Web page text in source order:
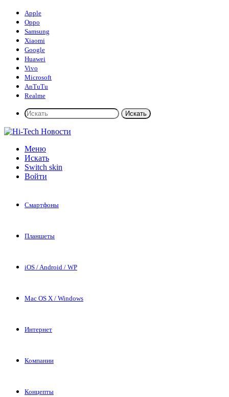
Apple
Oppo
Samsung
Xiaomi
Google
Huawei
Vivo
Microsoft
AnTuTu
Realme
Искать
Меню
Искать
Switch skin
Войти
Смартфоны
Планшеты
iOS / Android / WP
Mac OS X / Windows
Интернет
Компании
Концепты